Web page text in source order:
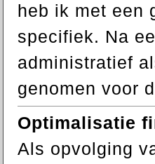
heb ik met een
specifiek. Na
administratief
genomen voor
Optimalisatie
Als opvolging